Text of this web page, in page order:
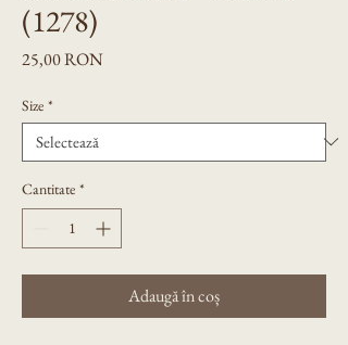
(1278)
25,00 RONPreț
Size *
Cantitate *
Adaugă în coș